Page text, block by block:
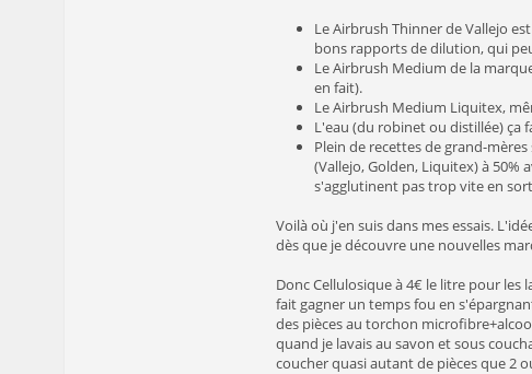
Le Airbrush Thinner de Vallejo
bons rapports de dilution, qui
Le Airbrush Medium de la
en fait).
Le Airbrush Medium Liquitex,
L'eau (du robinet ou distillée) ça
Plein de recettes de grand-
(Vallejo, Golden, Liquitex) à 50%
s'agglutinent pas trop vite en
Voilà où j'en suis dans mes essais.
dès que je découvre une nouvelles
Donc Cellulosique à 4€ le litre pour les
fait gagner un temps fou en
des pièces au torchon
quand je lavais au savon et sous
coucher quasi autant de pièces que 2